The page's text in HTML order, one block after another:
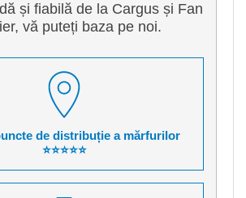
și fiabilă de la Cargus și Fan
vă puteți baza pe noi.
de distribuție a mărfurilor
⭐⭐⭐⭐⭐